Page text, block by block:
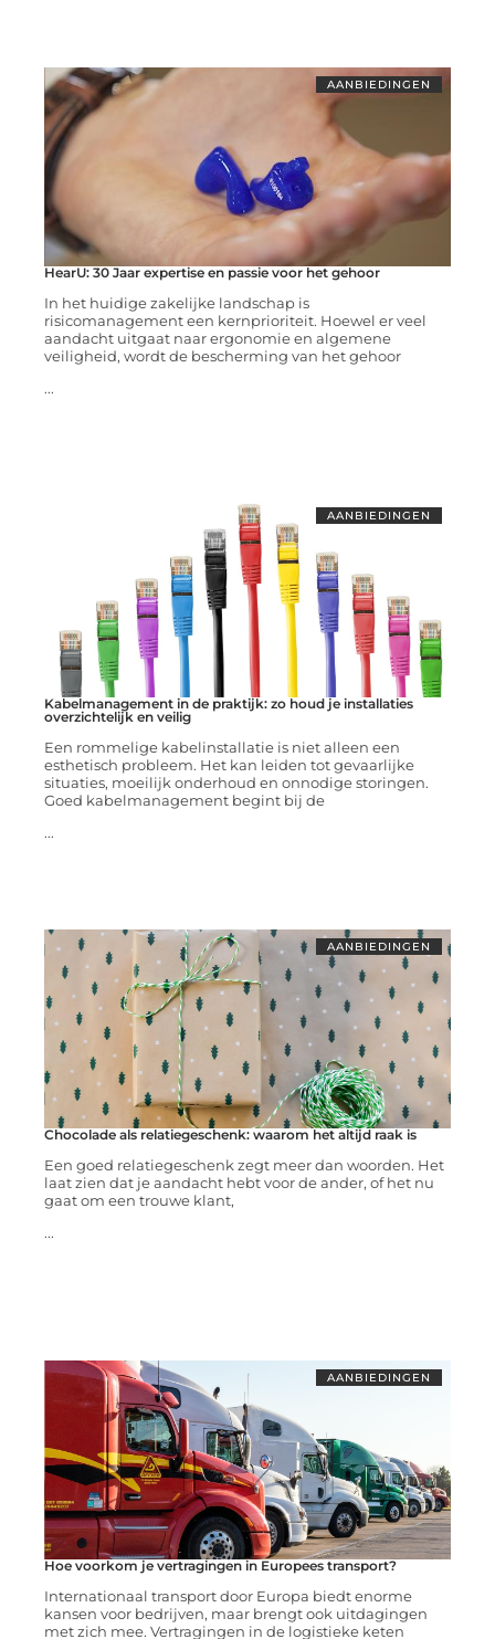
AANBIEDINGEN
HearU: 30 Jaar expertise en passie voor het gehoor
In het huidige zakelijke landschap is
risicomanagement een kernprioriteit. Hoewel er veel
aandacht uitgaat naar ergonomie en algemene
veiligheid, wordt de bescherming van het gehoor
...
AANBIEDINGEN
Kabelmanagement in de praktijk: zo houd je installaties
overzichtelijk en veilig
Een rommelige kabelinstallatie is niet alleen een
esthetisch probleem. Het kan leiden tot gevaarlijke
situaties, moeilijk onderhoud en onnodige storingen.
Goed kabelmanagement begint bij de
...
AANBIEDINGEN
Chocolade als relatiegeschenk: waarom het altijd raak is
Een goed relatiegeschenk zegt meer dan woorden. Het
laat zien dat je aandacht hebt voor de ander, of het nu
gaat om een trouwe klant,
...
AANBIEDINGEN
Hoe voorkom je vertragingen in Europees transport?
Internationaal transport door Europa biedt enorme
kansen voor bedrijven, maar brengt ook uitdagingen
met zich mee. Vertragingen in de logistieke keten